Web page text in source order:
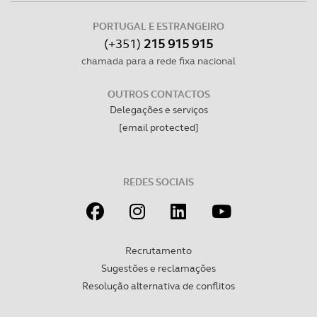
dados pessoais serão realizadas apenas com o seu
consentimento e quando tal se afigure estritamente
necessário no contexto dos serviços a prestar.
tecnologias similares pode ter impacto na sua
experiência de navegação no Website e nos serviços
PORTUGAL E ESTRANGEIRO
(+351) 215 915 915
chamada para a rede fixa nacional
OUTROS CONTACTOS
Delegações e serviços
[email protected]
REDES SOCIAIS
Recrutamento
Sugestões e reclamações
Resolução alternativa de conflitos